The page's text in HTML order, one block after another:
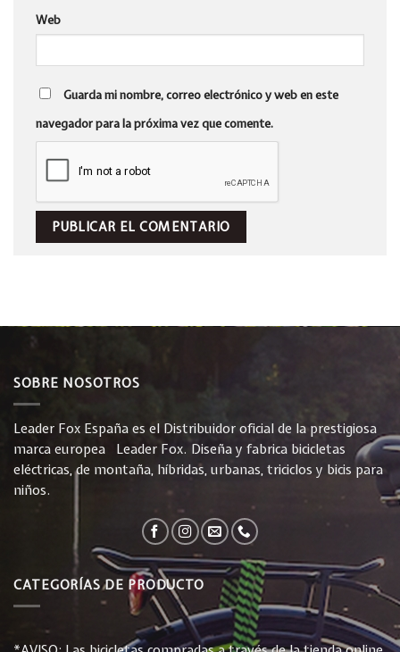
Web
Guarda mi nombre, correo electrónico y web en este
navegador para la próxima vez que comente.
SOBRE NOSOTROS
Leader Fox España es el Distribuidor oficial de la prestigiosa
marca europea Leader Fox. Diseña y fabrica bicicletas
eléctricas, de montaña, híbridas, urbanas, triciclos y bicis para
niños.
CATEGORÍAS DE PRODUCTO